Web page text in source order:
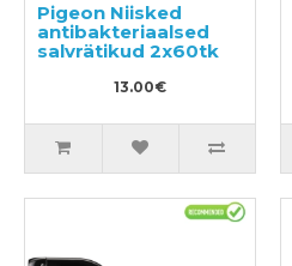
Pigeon Niisked
antibakteriaalsed
salvrätikud 2х60tk
13.00€